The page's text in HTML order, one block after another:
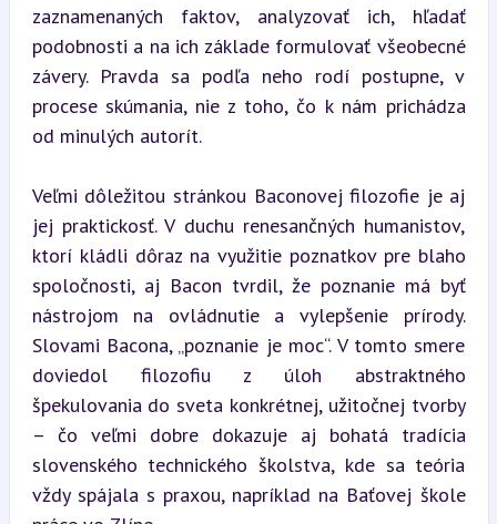
zaznamenaných faktov, analyzovať ich, hľadať
podobnosti a na ich základe formulovať všeobecné
závery. Pravda sa podľa neho rodí postupne, v
procese skúmania, nie z toho, čo k nám prichádza
od minulých autorít.
Veľmi dôležitou stránkou Baconovej filozofie je aj
jej praktickosť. V duchu renesančných humanistov,
ktorí kládli dôraz na využitie poznatkov pre blaho
spoločnosti, aj Bacon tvrdil, že poznanie má byť
nástrojom na ovládnutie a vylepšenie prírody.
Slovami Bacona, „poznanie je moc“. V tomto smere
doviedol filozofiu z úloh abstraktného
špekulovania do sveta konkrétnej, užitočnej tvorby
– čo veľmi dobre dokazuje aj bohatá tradícia
slovenského technického školstva, kde sa teória
vždy spájala s praxou, napríklad na Baťovej škole